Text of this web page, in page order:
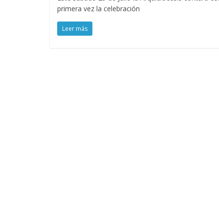
primera vez la celebración
Leer más